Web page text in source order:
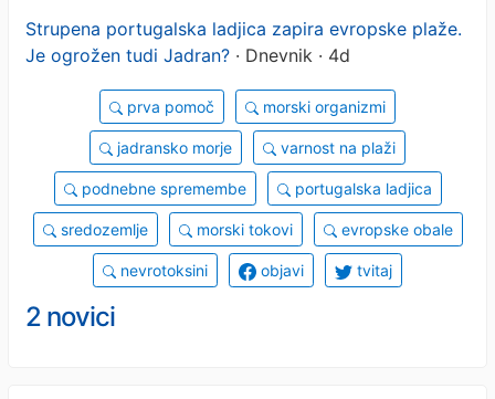
Strupena portugalska ladjica zapira evropske plaže.
Je ogrožen tudi Jadran? · Dnevnik · 4d
prva pomoč morski organizmi
jadransko morje varnost na plaži
podnebne spremembe portugalska ladjica
sredozemlje morski tokovi evropske obale
nevrotoksini objavi tvitaj
2 novici